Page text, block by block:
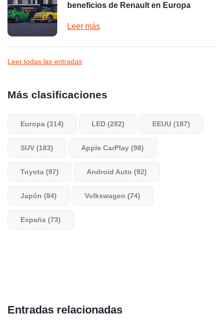
beneficios de Renault en Europa
Leer más
Leer todas las entradas
Más clasificaciones
Europa (314) LED (282) EEUU (187)
SUV (183) Apple CarPlay (98)
Toyota (97) Android Auto (92)
Japón (84) Volkswagen (74)
España (73)
Entradas relacionadas